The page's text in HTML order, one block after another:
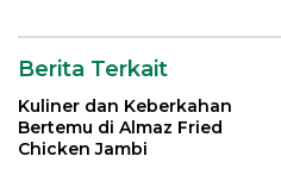
Berita Terkait
Kuliner dan Keberkahan
Bertemu di Almaz Fried
Chicken Jambi